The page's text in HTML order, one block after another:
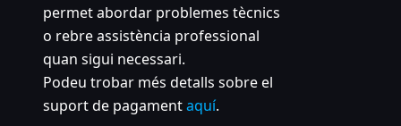
permet abordar problemes tècnics
o rebre assistència professional
quan sigui necessari.
Podeu trobar més detalls sobre el
suport de pagamentaquí.